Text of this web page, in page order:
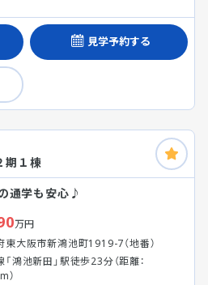
見学予約する
期１棟
通学も安心♪
万円
東大阪市新鴻池町1919-7（地番）
「鴻池新田」駅徒歩23分（距離：
）